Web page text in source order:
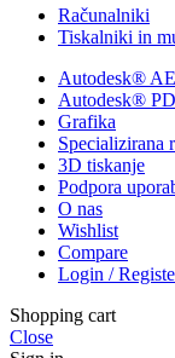
Računalniki
Tiskalniki in
Autodesk®
Autodesk®
Grafika
Specializirana
3D tiskanje
Podpora
O nas
Wishlist
Compare
Login /
Shopping cart
Close